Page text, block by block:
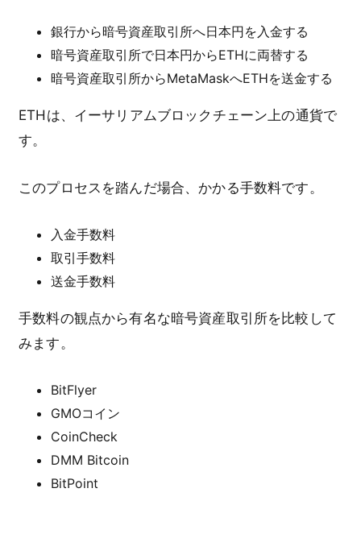
銀行から暗号資産取引所へ日本円を入金する
暗号資産取引所で日本円からETHに両替する
暗号資産取引所からMetaMaskへETHを送金する
ETHは、イーサリアムブロックチェーン上の通貨で
す。
このプロセスを踏んだ場合、かかる手数料です。
入金手数料
取引手数料
送金手数料
手数料の観点から有名な暗号資産取引所を比較して
みます。
BitFlyer
GMOコイン
CoinCheck
DMM Bitcoin
BitPoint